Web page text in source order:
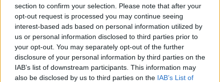
section to confirm your selection. Please note that after your
opt-out request is processed you may continue seeing
interest-based ads based on personal information utilized by
us or personal information disclosed to third parties prior to
your opt-out. You may separately opt-out of the further
disclosure of your personal information by third parties on the
IAB’s list of downstream participants. This information may
also be disclosed by us to third parties on the IAB’s List of